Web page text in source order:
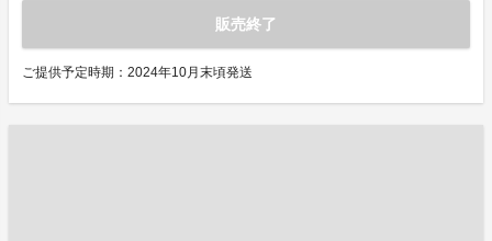
販売終了
ご提供予定時期：2024年10月末頃発送